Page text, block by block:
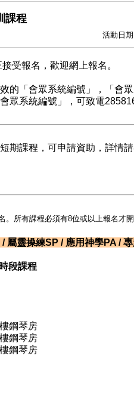
課程
活動日期
受報名，歡迎網上報名。
的「會眾系統編號」，「會
眾系統編號」，可致電
期課程，可申請資助，詳情請
所有課程必須有8位或以上報名才
靈操練SP / 應用神學PA /
段課程
鋼琴房
鋼琴房
鋼琴房